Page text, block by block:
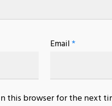
Email*
this browser for the next